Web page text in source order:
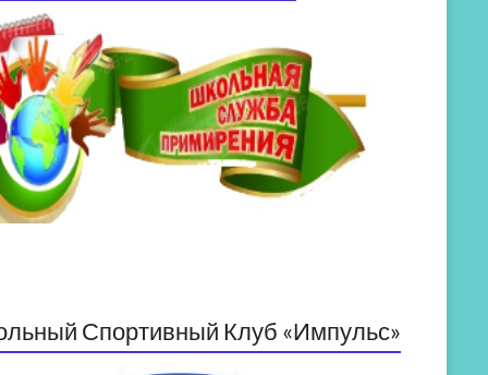
Спортивный Клуб «Импульс»